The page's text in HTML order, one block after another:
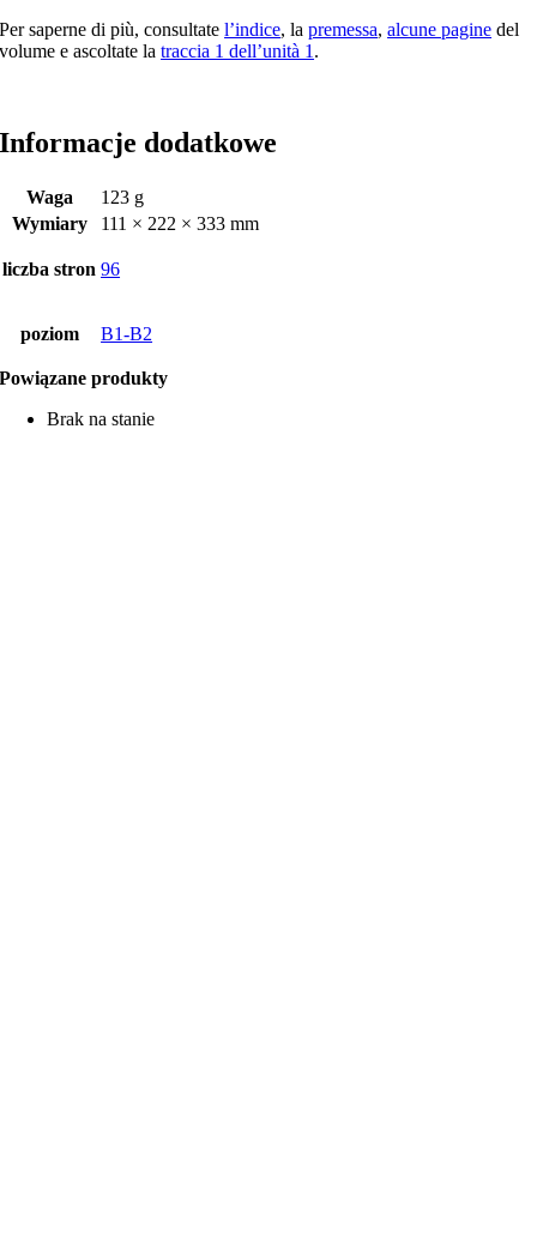
Per saperne di più, consultatel’indice, lapremessa,alcune pagine del
volume e ascoltate latraccia 1 dell’unità 1 .
Informacje dodatkowe
Waga
123 g
Wymiary
111 × 222 × 333 mm
liczba stron 96
poziom B1-B2
Powiązane produkty
Brak na stanie